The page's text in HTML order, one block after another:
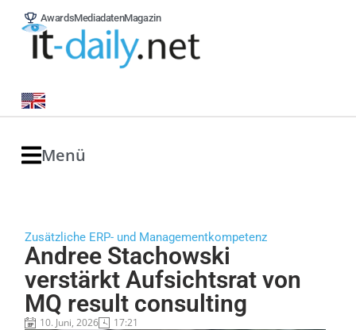
AwardsMediadatenMagazin
Menü
Zusätzliche ERP- und Managementkompetenz
Andree Stachowski
verstärkt Aufsichtsrat von
MQ result consulting
10. Juni, 2026 17:21